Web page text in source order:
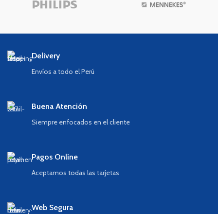
Delivery
Envíos a todo el Perú
Buena Atención
Siempre enfocados en el cliente
Pagos Online
Aceptamos todas las tarjetas
Web Segura